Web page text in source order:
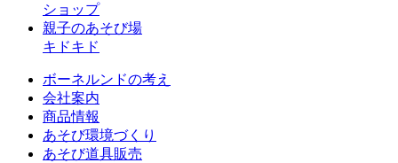
ショップ
親子のあそび場
キドキド
ボーネルンドの考え
会社案内
商品情報
あそび環境づくり
あそび道具販売